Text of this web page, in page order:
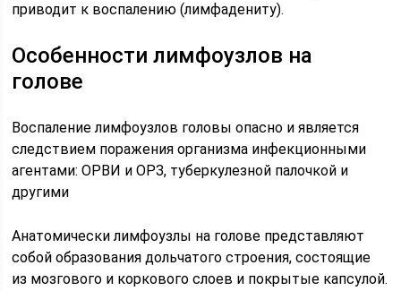
приводит к воспалению (лимфадениту).
Особенности лимфоузлов на
голове
Воспаление лимфоузлов головы опасно и является
следствием поражения организма инфекционными
агентами: ОРВИ и ОРЗ, туберкулезной палочкой и
другими
Анатомически лимфоузлы на голове представляют
собой образования дольчатого строения, состоящие
из мозгового и коркового слоев и покрытые капсулой.